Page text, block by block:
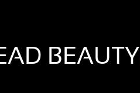
BEAUTY